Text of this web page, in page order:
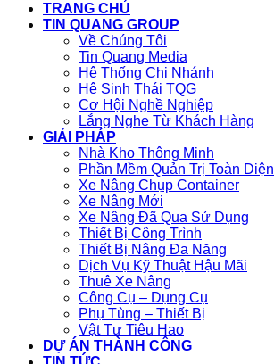
TRANG CHỦ
TIN QUANG GROUP
Về Chúng Tôi
Tin Quang Media
Hệ Thống Chi Nhánh
Hệ Sinh Thái TQG
Cơ Hội Nghề Nghiệp
Lắng Nghe Từ Khách Hàng
GIẢI PHÁP
Nhà Kho Thông Minh
Phần Mềm Quản Trị Toàn Diện
Xe Nâng Chụp Container
Xe Nâng Mới
Xe Nâng Đã Qua Sử Dụng
Thiết Bị Công Trình
Thiết Bị Nâng Đa Năng
Dịch Vụ Kỹ Thuật Hậu Mãi
Thuê Xe Nâng
Công Cụ – Dụng Cụ
Phụ Tùng – Thiết Bị
Vật Tư Tiêu Hao
DỰ ÁN THÀNH CÔNG